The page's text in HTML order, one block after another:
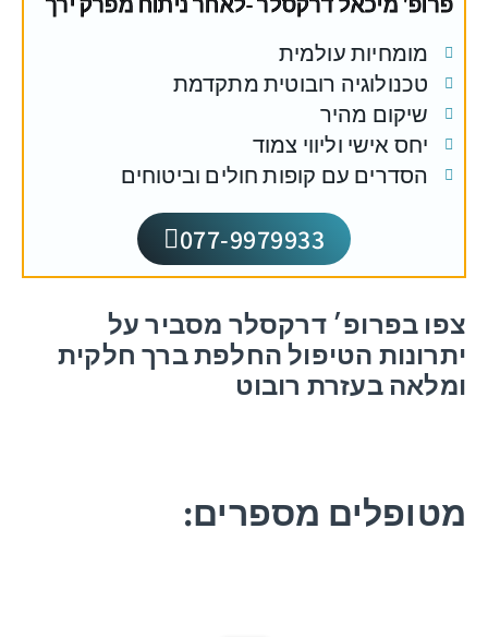
מומחיות עולמית
טכנולוגיה רובוטית מתקדמת
שיקום מהיר
יחס אישי וליווי צמוד
הסדרים עם קופות חולים וביטוחים
077-9979933
צפו בפרופ׳ דרקסלר מסביר על
יתרונות הטיפול החלפת ברך חלקית
ומלאה בעזרת רובוט
מטופלים מספרים: